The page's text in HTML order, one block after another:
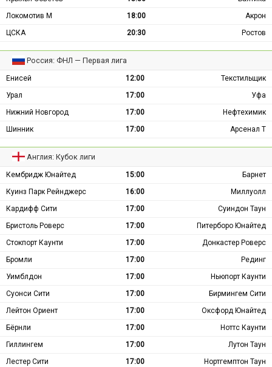
Локомотив М
18:00
Акрон
ЦСКА
20:30 Ростов
Россия: ФНЛ — Первая лига
Енисей 12:00
Текстильщик
Урал
17:00
Уфа
Нижний Новгород
17:00
Нефтехимик
Шинник
17:00 Арсенал Т
Англия: Кубок лиги
Кембридж Юнайтед 15:00
Барнет
Куинз Парк Рейнджерс
16:00
Миллуолл
Кардифф Сити
17:00
Суиндон Таун
Бристоль Роверс
17:00
Питерборо Юнайтед
Стокпорт Каунти
17:00
Донкастер Роверс
Бромли
17:00
Рединг
Уимблдон
17:00
Ньюпорт Каунти
Суонси Сити
17:00
Бирмингем Сити
Лейтон Ориент
17:00
Оксфорд Юнайтед
Бёрнли
17:00
Ноттс Каунти
Гиллингем
17:00
Лутон Таун
Лестер Сити
17:00
Нортгемптон Таун